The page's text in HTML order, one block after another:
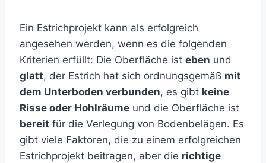
Ein Estrichprojekt kann als erfolgreich
angesehen werden, wenn es die folgenden
Kriterien erfüllt: Die Oberfläche ist eben und
glatt, der Estrich hat sich ordnungsgemäß mit
dem Unterboden verbunden, es gibt keine
Risse oder Hohlräume und die Oberfläche ist
bereit für die Verlegung von Bodenbelägen. Es
gibt viele Faktoren, die zu einem erfolgreichen
Estrichprojekt beitragen, aber die richtige